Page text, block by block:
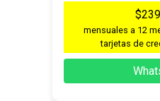
mensuales a 12
tarjetas de